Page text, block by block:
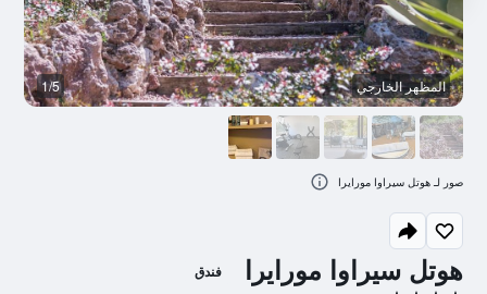
هوتل سيراوا مورايرا فندق
المظهر الخارجي 1/5
صور لـ هوتل سيراوا مورايرا